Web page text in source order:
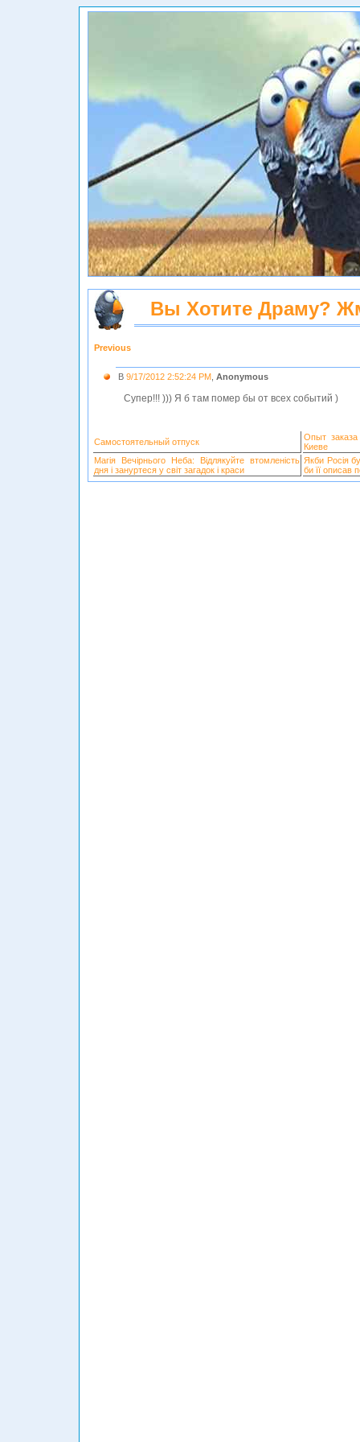
Вы Хотите Драму?
Previous
В 9/17/2012 2:52:24 PM Anonymous
Супер!!! ))) Я б там помер бы от всех событий )
Самостоятельный отпуск
Опыт
Киеве
Магія Вечірнього Неба: Відлякуйте втомленість
дня і зануртеся у світ загадок і краси
Якби Росія
би її описав